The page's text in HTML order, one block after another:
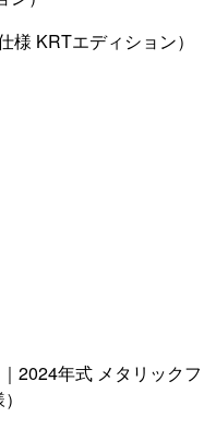
様 KRTエディション）